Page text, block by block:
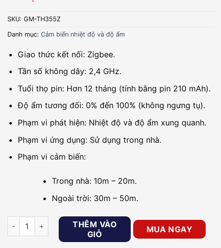
SKU: GM-TH355Z
Danh mục: Cảm biến nhiệt độ và độ ẩm
Giao thức kết nối: Zigbee.
Tần số không dây: 2,4 GHz.
Tuổi thọ pin: Hơn 12 tháng (tính bằng pin 210 mAh).
Độ ẩm tương đối: 0% đến 100% (không ngưng tụ).
Phạm vi phát hiện: Nhiệt độ và độ ẩm xung quanh.
Phạm vi ứng dụng: Sử dụng trong nhà.
Phạm vi cảm biến:
Trong nhà: 10m – 20m.
Ngoài trời: 30m – 50m.
Cảm biến đo nhiệt độ và độ ẩm Zigbee GOMAN GM-TH355Z
THÊM VÀO
GIỎ
MUA NGAY